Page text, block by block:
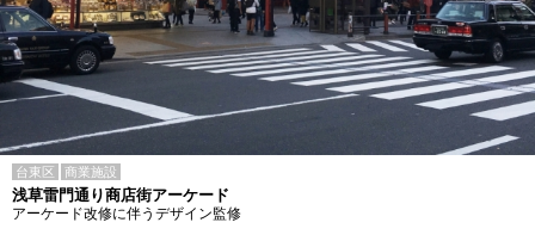
台東区 商業施設
浅草雷門通り商店街アーケード
アーケード改修に伴うデザイン監修